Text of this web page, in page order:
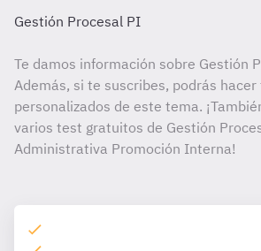
Gestión Procesal PI
Te damos información sobre Gestión
Además, si te suscribes, podrás
personalizados de este tema.
varios test gratuitos de Gestión
Administrativa Promoción Interna!